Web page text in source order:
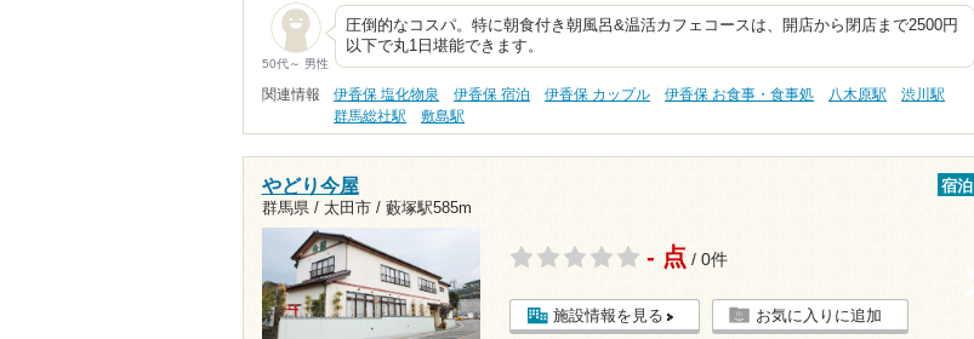
50代～ 男性
圧倒的なコスパ。特に朝食付き朝風呂&温活カフェコースは、開店から閉店まで2500円
以下で丸1日堪能できます。
関連情報 伊香保 塩化物泉 伊香保 宿泊 伊香保 カップル 伊香保 お食事・食事処 八木原駅
渋川駅
群馬総社駅
敷島駅
やどり今屋
群馬県 / 太田市 / 藪塚駅585m
宿泊
- 点 / 0件
施設情報を見る お気に入りに追加